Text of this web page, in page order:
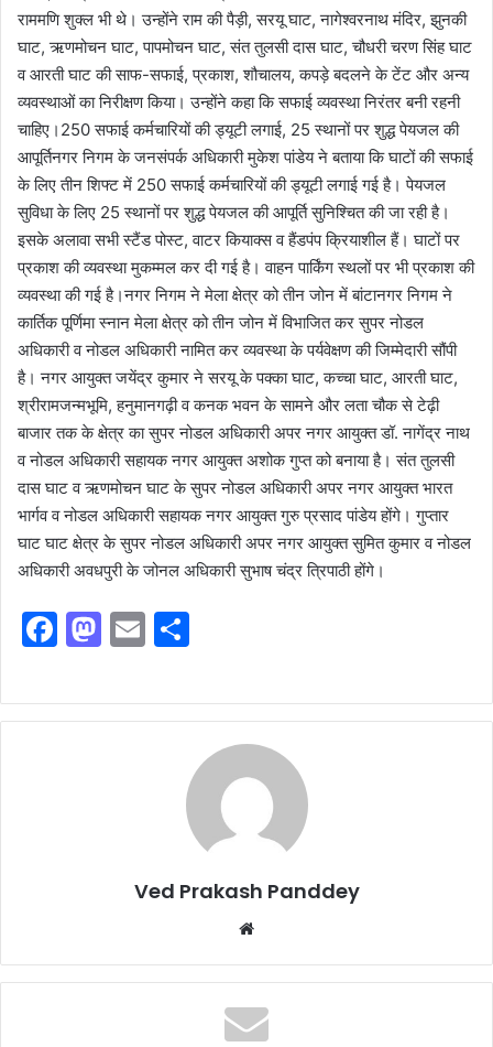
राममणि शुक्ल भी थे। उन्होंने राम की पैड़ी, सरयू घाट, नागेश्वरनाथ मंदिर, झुनकी
घाट, ऋणमोचन घाट, पापमोचन घाट, संत तुलसी दास घाट, चौधरी चरण सिंह घाट
व आरती घाट की साफ-सफाई, प्रकाश, शौचालय, कपड़े बदलने के टेंट और अन्य
व्यवस्थाओं का निरीक्षण किया। उन्होंने कहा कि सफाई व्यवस्था निरंतर बनी रहनी
चाहिए।250 सफाई कर्मचारियों की ड्यूटी लगाई, 25 स्थानों पर शुद्ध पेयजल की
आपूर्तिनगर निगम के जनसंपर्क अधिकारी मुकेश पांडेय ने बताया कि घाटों की सफाई
के लिए तीन शिफ्ट में 250 सफाई कर्मचारियों की ड्यूटी लगाई गई है। पेयजल
सुविधा के लिए 25 स्थानों पर शुद्ध पेयजल की आपूर्ति सुनिश्चित की जा रही है।
इसके अलावा सभी स्टैंड पोस्ट, वाटर कियाक्स व हैंडपंप क्रियाशील हैं। घाटों पर
प्रकाश की व्यवस्था मुकम्मल कर दी गई है। वाहन पार्किंग स्थलों पर भी प्रकाश की
व्यवस्था की गई है।नगर निगम ने मेला क्षेत्र को तीन जोन में बांटानगर निगम ने
कार्तिक पूर्णिमा स्नान मेला क्षेत्र को तीन जोन में विभाजित कर सुपर नोडल
अधिकारी व नोडल अधिकारी नामित कर व्यवस्था के पर्यवेक्षण की जिम्मेदारी सौंपी
है। नगर आयुक्त जयेंद्र कुमार ने सरयू के पक्का घाट, कच्चा घाट, आरती घाट,
श्रीरामजन्मभूमि, हनुमानगढ़ी व कनक भवन के सामने और लता चौक से टेढ़ी
बाजार तक के क्षेत्र का सुपर नोडल अधिकारी अपर नगर आयुक्त डॉ. नागेंद्र नाथ
व नोडल अधिकारी सहायक नगर आयुक्त अशोक गुप्त को बनाया है। संत तुलसी
दास घाट व ऋणमोचन घाट के सुपर नोडल अधिकारी अपर नगर आयुक्त भारत
भार्गव व नोडल अधिकारी सहायक नगर आयुक्त गुरु प्रसाद पांडेय होंगे। गुप्तार
घाट घाट क्षेत्र के सुपर नोडल अधिकारी अपर नगर आयुक्त सुमित कुमार व नोडल
अधिकारी अवधपुरी के जोनल अधिकारी सुभाष चंद्र त्रिपाठी होंगे।
F
c
e
M
st
o
E
ai
l
ar
e
Ved Prakash Panddey